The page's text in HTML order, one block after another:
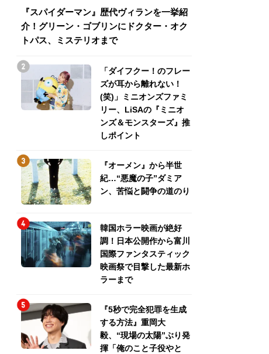
『スパイダーマン』歴代ヴィランを一挙紹
介！グリーン・ゴブリンにドクター・オク
トパス、ミステリオまで
「ダイフクー！のフレー
ズが耳から離れない！
(笑)」ミニオンズファミ
リー、LiSAの『ミニオ
ンズ＆モンスターズ』推
しポイント
『オーメン』から半世
紀…“悪魔の子”ダミア
ン、苦悩と闘争の道のり
韓国ホラー映画が絶好
調！日本公開作から富川
国際ファンタスティック
映画祭で目撃した最新ホ
ラーまで
『5秒で完全犯罪を生成
する方法』重岡大
毅、“現場の太陽”ぶり発
揮「俺のこと子役やと